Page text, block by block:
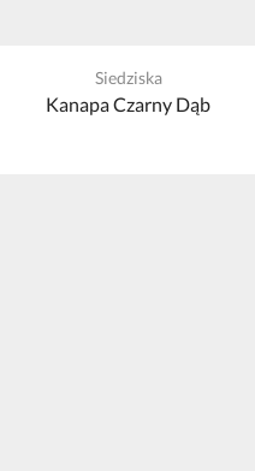
Siedziska
Kanapa Czarny Dąb